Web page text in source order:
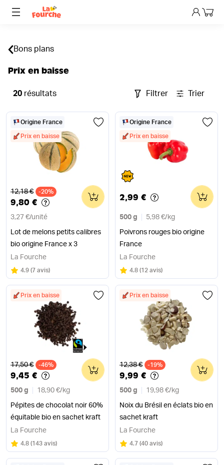
Mon
Bons plans
Prix en baisse
20 résultats Filtrer Trier
Origine France
Prix en baisse
Ancien prix
12,18 € -20%
9,80 €
3,27 €/unité
Lot de melons petits calibres
bio origine France x 3
0
La Fourche
Note
4.9 sur 5
(7 avis)
Origine France
Prix en baisse
2,99 €
500 g 5,98 €/ kg
Poivrons rouges bio origine
France
0
La Fourche
Note
4.8 sur 5
(12 avis)
Prix en baisse
Ancien prix
17,50 € -46%
9,45 €
500 g 18,90 €/ kg
Pépites de chocolat noir 60%
équitable bio en sachet kraft
0
La Fourche
Note
4.8 sur 5
(143 avis)
Prix en baisse
Ancien prix
12,38 € -19%
9,99 €
500 g 19,98 €/ kg
Noix du Brésil en éclats bio en
sachet kraft
0
La Fourche
Note
4.7 sur 5
(40 avis)